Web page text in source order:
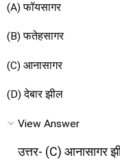
(A) फॉयसागर
(B) फतेहसागर
(C) आनासागर
(D) देबार झील
View Answer
उत्तर- (C) आनासागर